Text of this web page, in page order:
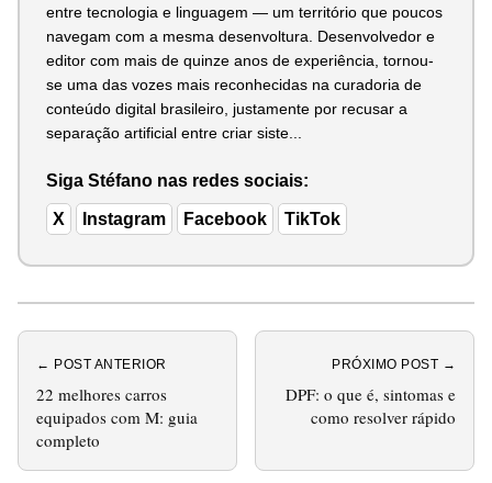
entre tecnologia e linguagem — um território que poucos
navegam com a mesma desenvoltura. Desenvolvedor e
editor com mais de quinze anos de experiência, tornou-
se uma das vozes mais reconhecidas na curadoria de
conteúdo digital brasileiro, justamente por recusar a
separação artificial entre criar siste...
Siga Stéfano nas redes sociais:
X Instagram Facebook TikTok
← POST ANTERIOR
22 melhores carros
equipados com M: guia
completo
PRÓXIMO POST →
DPF: o que é, sintomas e
como resolver rápido